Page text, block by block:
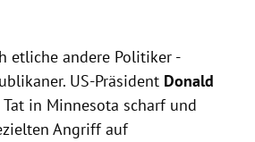
etliche andere Politiker -
US-Präsident Donald
in Minnesota scharf und
Angriff auf